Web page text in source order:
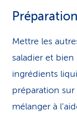
Mettre les
saladier et
ingrédients
préparation
mélanger à